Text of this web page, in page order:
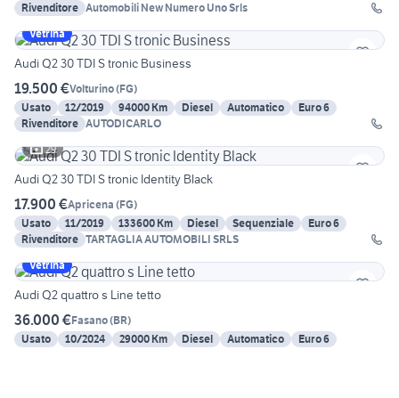
Rivenditore Automobili New Numero Uno Srls
Vetrina
Audi Q2 30 TDI S tronic Business
19.500 €Volturino(FG)
Usato
12/2019 94000 Km Diesel Automatico
Euro 6
Rivenditore AUTODICARLO
29
Audi Q2 30 TDI S tronic Identity Black
17.900 €Apricena (FG)
Usato
11/2019 133600 Km Diesel Sequenziale
Euro 6
Rivenditore TARTAGLIA AUTOMOBILI SRLS
Vetrina
Audi Q2 quattro s Line tetto
36.000 €Fasano(BR)
Usato
10/2024 29000 Km Diesel Automatico Euro 6